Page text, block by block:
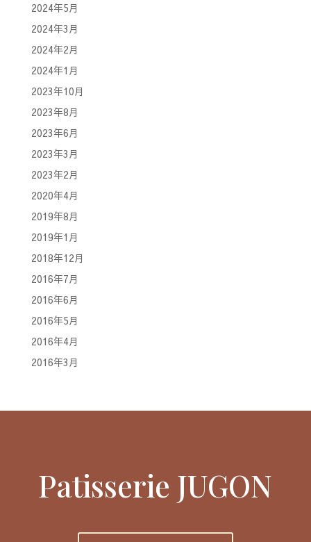
2024年5月
2024年3月
2024年2月
2024年1月
2023年10月
2023年8月
2023年6月
2023年3月
2023年2月
2020年4月
2019年8月
2019年1月
2018年12月
2016年7月
2016年6月
2016年5月
2016年4月
2016年3月
Patisserie JUGON